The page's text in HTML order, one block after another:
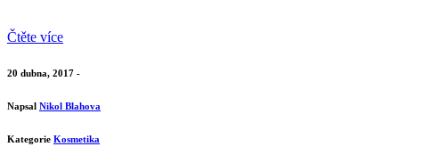
Čtěte více
20 dubna, 2017 -
Napsal Nikol Blahova
Kategorie Kosmetika